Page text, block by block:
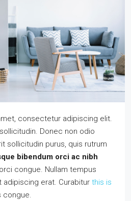
consectetur adipiscing elit.
Donec non odio
sollicitudin purus, quis rutrum
bibendum orci ac nibh
congue. Nullam tempus
erat. Curabitur this is
congue.